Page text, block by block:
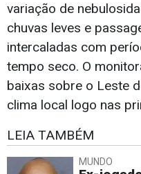
variação de
chuvas leves e
intercaladas com
tempo seco. O
baixas sobre o Leste
clima local logo nas
LEIA TAMBÉM
MUNDO